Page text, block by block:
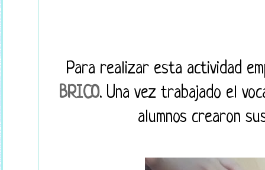
Para realizar esta actividad
BRICO. Una vez trabajado el
alumnos crearon